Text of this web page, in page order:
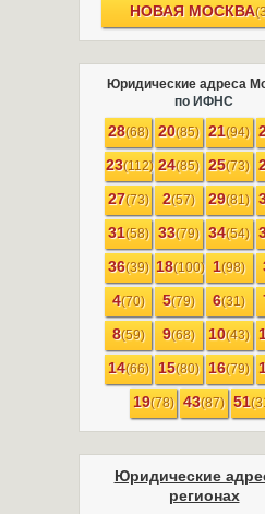
НОВАЯ МОСКВА
Юридические адреса
по ИФНС
28(68) 20(85) 21(94)
23(112) 24(85) 25(73)
27(73) 2(57) 29(81)
31(58) 33(79) 34(54)
36(39) 18(100) 1(98)
4(70) 5(79) 6(31)
8(59) 9(68) 10(43)
14(66) 15(80) 16(79)
19(78) 43(87) 51
Юридические
регионах